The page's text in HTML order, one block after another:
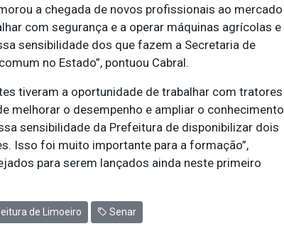
a chegada de novos profissionais ao mercado
com segurança e a operar máquinas agrícolas e
sensibilidade dos que fazem a Secretaria de
no Estado”, pontuou Cabral.
tiveram a oportunidade de trabalhar com tratores
melhorar o desempenho e ampliar o conhecimento
sensibilidade da Prefeitura de disponibilizar dois
Isso foi muito importante para a formação”,
para serem lançados ainda neste primeiro
de Limoeiro Senar